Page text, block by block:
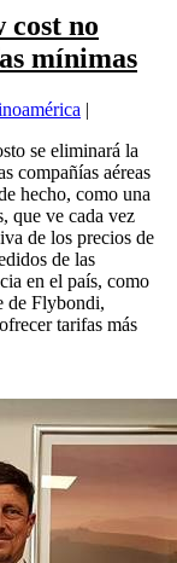
cost no
mínimas
|
se eliminará la
compañías aéreas
hecho, como una
que ve cada vez
de los precios de
de las
en el país, como
de Flybondi,
tarifas más